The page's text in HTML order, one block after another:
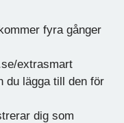
fyra gånger
extrasmart
du lägga till den för
dig som